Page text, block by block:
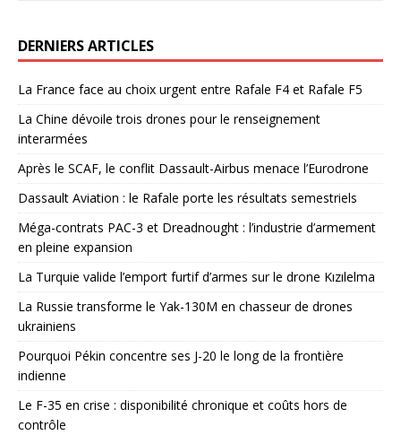
DERNIERS ARTICLES
La France face au choix urgent entre Rafale F4 et Rafale F5
La Chine dévoile trois drones pour le renseignement
interarmées
Après le SCAF, le conflit Dassault-Airbus menace l’Eurodrone
Dassault Aviation : le Rafale porte les résultats semestriels
Méga-contrats PAC-3 et Dreadnought : l’industrie d’armement
en pleine expansion
La Turquie valide l’emport furtif d’armes sur le drone Kızılelma
La Russie transforme le Yak-130M en chasseur de drones
ukrainiens
Pourquoi Pékin concentre ses J-20 le long de la frontière
indienne
Le F-35 en crise : disponibilité chronique et coûts hors de
contrôle